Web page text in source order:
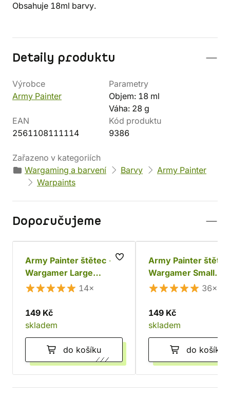
Obsahuje 18ml barvy.
Detaily produktu
Výrobce
Army Painter
Parametry
Objem: 18 ml
Váha: 28 g
EAN
2561108111114
Kód produktu
9386
Zařazeno v kategoriích
Wargaming a barvení
Barvy
Army Painter
Warpaints
Doporučujeme
Army Painter štětec -
Wargamer Large
Drybrush
14×
149 Kč
skladem
do košíku
Army Painter
Wargamer Small
Drybrush
36×
149 Kč
skladem
do košíku